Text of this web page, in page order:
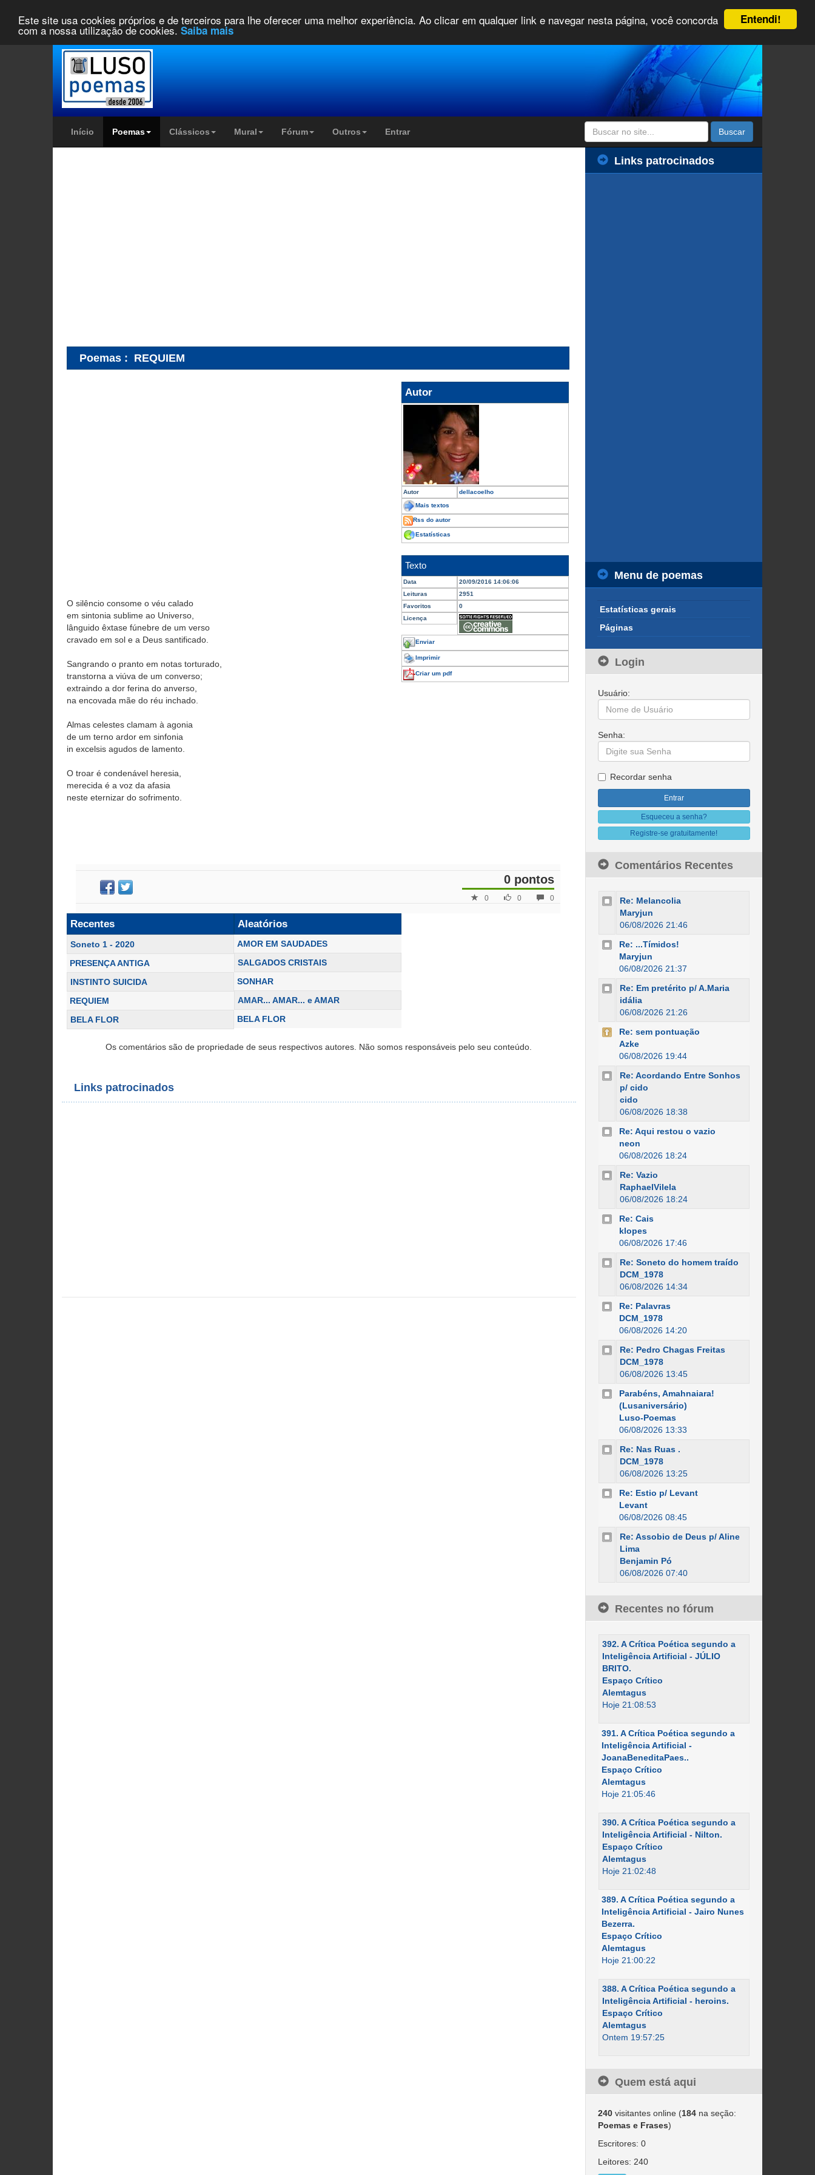
Entendi!
Este site usa cookies próprios e de terceiros para lhe oferecer uma melhor experiência. Ao clicar em qualquer link e navegar nesta página, você concorda
com a nossa utilização de cookies. Saiba mais
Início Poemas Clássicos Mural Fórum Outros Entrar Buscar
Poemas : REQUIEM
O silêncio consome o véu calado
em sintonia sublime ao Universo,
lânguido êxtase fúnebre de um verso
cravado em sol e a Deus santificado.
Sangrando o pranto em notas torturado,
transtorna a viúva de um converso;
extraindo a dor ferina do anverso,
na encovada mãe do réu inchado.
Almas celestes clamam à agonia
de um terno ardor em sinfonia
in excelsis agudos de lamento.
O troar é condenável heresia,
merecida é a voz da afasia
neste eternizar do sofrimento.
Autor
Autor dellacoelho
Mais textos
Rss do autor
Estatísticas
Texto
Data
20/09/2016 14:06:06
Leituras
2951
Favoritos
0
Licença
Enviar
Imprimir
Criar um pdf
0 pontos
0
0
0
Recentes
Soneto 1 - 2020
PRESENÇA ANTIGA
INSTINTO SUICIDA
REQUIEM
BELA FLOR
Aleatórios
AMOR EM SAUDADES
SALGADOS CRISTAIS
SONHAR
AMAR... AMAR... e AMAR
BELA FLOR
Os comentários são de propriedade de seus respectivos autores. Não somos responsáveis pelo seu conteúdo.
Links patrocinados
Links patrocinados
Menu de poemas
Estatísticas gerais
Páginas
Login
Usuário:
Senha:
Recordar senha
Esqueceu a senha?
Registre-se gratuitamente!
Comentários Recentes
Re: Melancolia
Maryjun
06/08/2026 21:46
Re: ...Tímidos!
Maryjun
06/08/2026 21:37
Re: Em pretérito p/ A.Maria
idália
06/08/2026 21:26
Re: sem pontuação
Azke
06/08/2026 19:44
Re: Acordando Entre Sonhos
p/ cido
cido
06/08/2026 18:38
Re: Aqui restou o vazio
neon
06/08/2026 18:24
Re: Vazio
RaphaelVilela
06/08/2026 18:24
Re: Cais
klopes
06/08/2026 17:46
Re: Soneto do homem traído
DCM_1978
06/08/2026 14:34
Re: Palavras
DCM_1978
06/08/2026 14:20
Re: Pedro Chagas Freitas
DCM_1978
06/08/2026 13:45
Parabéns, Amahnaiara!
(Lusaniversário)
Luso-Poemas
06/08/2026 13:33
Re: Nas Ruas .
DCM_1978
06/08/2026 13:25
Re: Estio p/ Levant
Levant
06/08/2026 08:45
Re: Assobio de Deus p/ Aline
Lima
Benjamin Pó
06/08/2026 07:40
Recentes no fórum
392. A Crítica Poética segundo a
Inteligência Artificial - JÚLIO
BRITO.
Espaço Crítico
Alemtagus
Hoje 21:08:53
391. A Crítica Poética segundo a
Inteligência Artificial -
JoanaBeneditaPaes..
Espaço Crítico
Alemtagus
Hoje 21:05:46
390. A Crítica Poética segundo a
Inteligência Artificial - Nilton.
Espaço Crítico
Alemtagus
Hoje 21:02:48
389. A Crítica Poética segundo a
Inteligência Artificial - Jairo Nunes
Bezerra.
Espaço Crítico
Alemtagus
Hoje 21:00:22
388. A Crítica Poética segundo a
Inteligência Artificial - heroins.
Espaço Crítico
Alemtagus
Ontem 19:57:25
Quem está aqui
240visitantes online (184na seção:
Poemas e Frases)
Escritores: 0
Leitores: 240